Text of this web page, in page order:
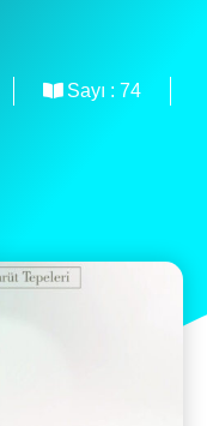
Sayı : 74